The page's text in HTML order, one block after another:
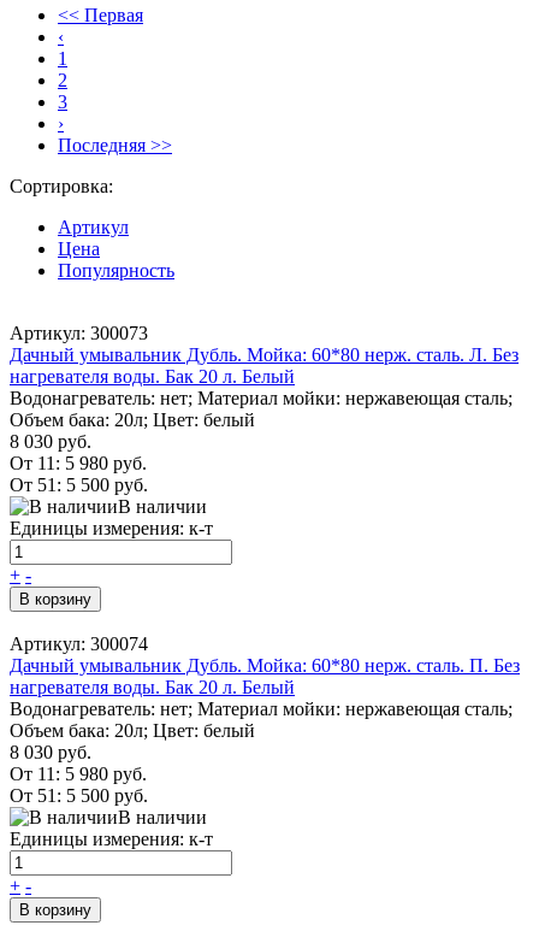
<< Первая
‹
1
2
3
›
Последняя >>
Сортировка:
Артикул
Цена
Популярность
Артикул: 300073
Дачный умывальник Дубль. Мойка: 60*80 нерж. сталь. Л. Без
нагревателя воды. Бак 20 л. Белый
Водонагреватель: нет; Материал мойки: нержавеющая сталь;
Объем бака: 20л; Цвет: белый
8 030 руб.
От 11: 5 980 руб.
От 51: 5 500 руб.
В наличии
Единицы измерения: к-т
+ -
В корзину
Артикул: 300074
Дачный умывальник Дубль. Мойка: 60*80 нерж. сталь. П. Без
нагревателя воды. Бак 20 л. Белый
Водонагреватель: нет; Материал мойки: нержавеющая сталь;
Объем бака: 20л; Цвет: белый
8 030 руб.
От 11: 5 980 руб.
От 51: 5 500 руб.
В наличии
Единицы измерения: к-т
+ -
В корзину